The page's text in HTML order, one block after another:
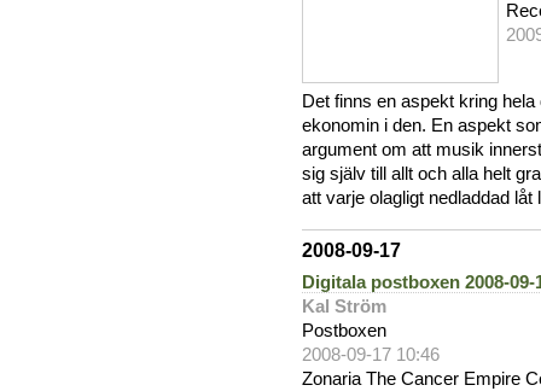
Det finns en aspekt kring
ekonomin i den. En aspekt
argument om att musik
sig själv till allt och alla helt
att varje olagligt nedladdad
2008-09-17
Digitala postboxen 2008-09-
Kal Ström
Postboxen
2008-09-17 10:46
Zonaria The Cancer Empire